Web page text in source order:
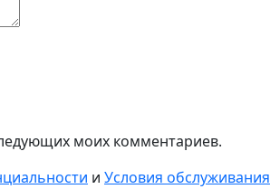
моих комментариев.
и Условия обслуживания